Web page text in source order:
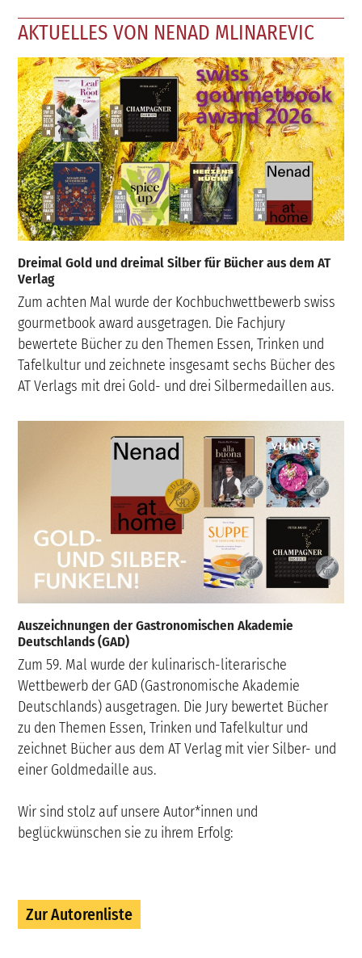
AKTUELLES VON NENAD MLINAREVIC
Auszeichnungen der Gastronomischen Akademie
Deutschlands (GAD)
Zum 59. Mal wurde der kulinarisch-literarische
Wettbewerb der GAD (Gastronomische Akademie
Deutschlands) ausgetragen. Die Jury bewertet Bücher
zu den Themen Essen, Trinken und Tafelkultur und
zeichnet Bücher aus dem AT Verlag mit vier Silber- und
einer Goldmedaille aus.
Wir sind stolz auf unsere Autor*innen und
beglückwünschen sie zu ihrem Erfolg:
Dreimal Gold und dreimal Silber für Bücher aus dem AT
Verlag
Zum achten Mal wurde der Kochbuchwettbewerb swiss
gourmetbook award ausgetragen. Die Fachjury
bewertete Bücher zu den Themen Essen, Trinken und
Tafelkultur und zeichnete insgesamt sechs Bücher des
AT Verlags mit drei Gold- und drei Silbermedaillen aus.
Zur Autorenliste